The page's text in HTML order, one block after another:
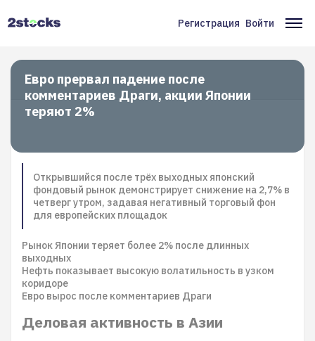
Меню
учётной
записи
пользователя
Регистрация Войти
Евро прервал падение после
комментариев Драги, акции Японии
теряют 2%
Открывшийся после трёх выходных японский
фондовый рынок демонстрирует снижение на 2,7% в
четверг утром, задавая негативный торговый фон
для европейских площадок
Рынок Японии теряет более 2% после длинных
выходных
Нефть показывает высокую волатильность в узком
коридоре
Евро вырос после комментариев Драги
Деловая активность в Азии